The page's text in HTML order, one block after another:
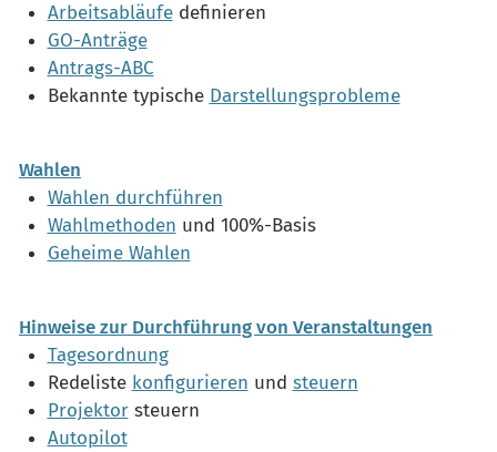
Arbeitsabläufedefinieren
GO-Anträge
Antrags-ABC
Bekannte typische Darstellungsprobleme
Wahlen
Wahlen durchführen
Wahlmethoden und 100%-Basis
Geheime Wahlen
Hinweise zur Durchführung von Veranstaltungen
Tagesordnung
Redeliste konfigurieren und steuern
Projektorsteuern
Autopilot